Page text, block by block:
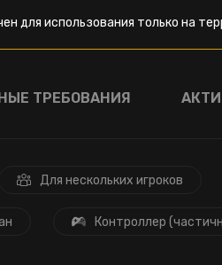
для использования только на
ТРЕБОВАНИЯ
Для нескольких игроков
Контроллер